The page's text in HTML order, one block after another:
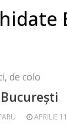
de colo
APRILIE